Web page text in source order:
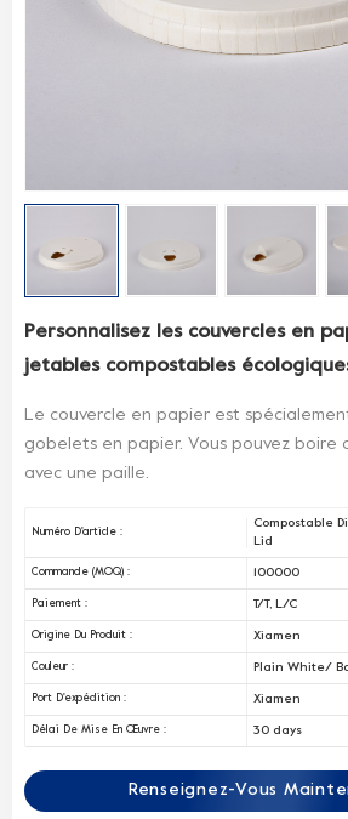
Personnalisez les couvercles en
jetables compostables
Le couvercle en papier est
gobelets en papier. Vous pouvez boire
avec une paille.
Numéro D'article :
Compostable
Lid
Commande (MOQ) : 100000
Paiement : T/T, L/C
Origine Du Produit : Xiamen
Couleur : Plain White/
Port D'expédition : Xiamen
Délai De Mise En Œuvre : 30 days
Renseignez-Vous